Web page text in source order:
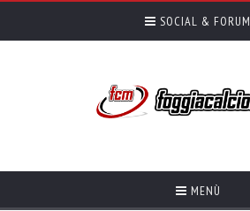
SOCIAL & FORUM
MENÙ